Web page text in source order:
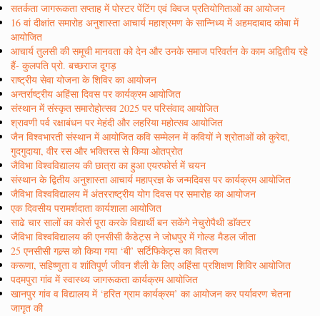
सतर्कता जागरूकता सप्ताह में पोस्टर पेंटिंग एवं क्विज प्रतियोगिताओं का आयोजन
16 वां दीक्षांत समारोह अनुशास्ता आचार्य महाश्रमण के सान्निध्य में अहमदाबाद कोबा में
आयोजित
आचार्य तुलसी की समूची मानवता को देन और उनके समाज परिवर्तन के काम अद्वितीय रहे
हैं- कुलपति प्रो. बच्छराज दूगड़
राष्ट्रीय सेवा योजना के शिविर का आयोजन
अन्तर्राष्ट्रीय अहिंसा दिवस पर कार्यक्रम आयोजित
संस्थान में संस्कृत समारोहोत्सव 2025 पर परिसंवाद आयोजित
श्रावणी पर्व रक्षाबंधन पर मेहंदी और लहरिया महोत्सव आयोजित
जैन विश्वभारती संस्थान में आयोजित कवि सम्मेलन में कवियों ने श्रोताओं को कुरेदा,
गुदगुदाया, वीर रस और भक्तिरस से किया ओतप्रोत
जैविभा विश्वविद्यालय की छात्रा का हुआ एयरफोर्स में चयन
संस्थान के द्वितीय अनुशास्ता आचार्य महाप्रज्ञ के जन्मदिवस पर कार्यक्रम आयोजित
जैविभा विश्वविद्यालय में अंतरराष्ट्रीय योग दिवस पर समारोह का आयोजन
एक दिवसीय परामर्शदाता कार्यशाला आयोजित
साढे चार सालों का कोर्स पूरा करके विद्यार्थी बन सकेंगे नेचुरोपैथी डाॅक्टर
जैविभा विश्वविद्यालय की एनसीसी कैडेट्स ने जोधपुर में गोल्ड मैडल जीता
25 एनसीसी गल्र्स को किया गया ‘बी’ सर्टिफिकेट्स का वितरण
करूणा, सहिष्णुता व शांतिपूर्ण जीवन शैली के लिए अहिंसा प्रशिक्षण शिविर आयोजित
पदमपुरा गांव में स्वास्थ्य जागरूकता कार्यक्रम आयोजित
खानपुर गांव व विद्यालय में ‘हरित ग्राम कार्यक्रम’ का आयोजन कर पर्यावरण चेतना
जागृत की